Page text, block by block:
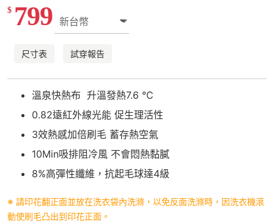
$ 799
尺寸表 試穿報告
溫泉快熱布 升溫發熱7.6 °C
0.82遠紅外線光能 促生理活性
3效熱感加倍刷毛 蓄存熱空氣
10Min吸排阻冷風 不會悶熱黏膩
8%高彈性纖維，抗起毛球達4級
※ 請印花翻正面並放在洗衣袋內洗滌，以免反面洗滌時，因洗衣機滾
動使刷毛凸出到印花正面。